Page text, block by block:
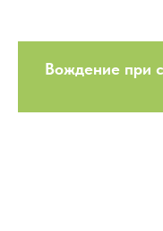
Вождение при